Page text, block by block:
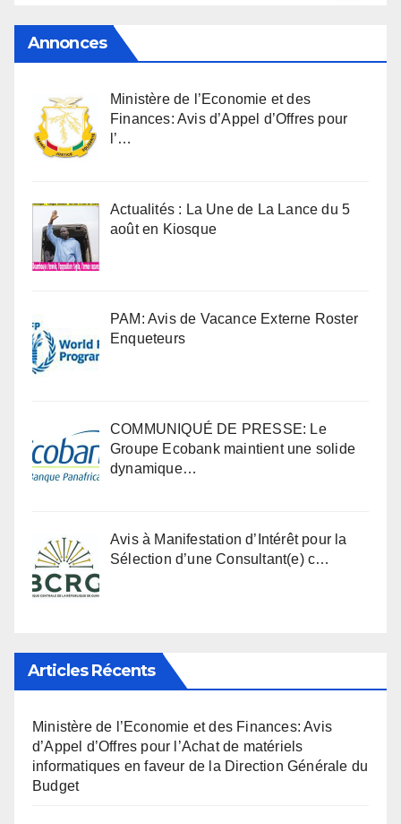
Annonces
Ministère de l’Economie et des
Finances: Avis d’Appel d’Offres pour
l’…
Actualités : La Une de La Lance du 5
août en Kiosque
PAM: Avis de Vacance Externe Roster
Enqueteurs
COMMUNIQUÉ DE PRESSE: Le
Groupe Ecobank maintient une solide
dynamique…
Avis à Manifestation d’Intérêt pour la
Sélection d’une Consultant(e) c…
Articles Récents
Ministère de l’Economie et des Finances: Avis
d’Appel d’Offres pour l’Achat de matériels
informatiques en faveur de la Direction Générale du
Budget